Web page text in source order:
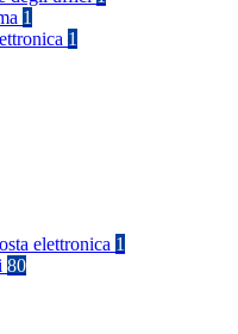
1
1
elettronica 1
80